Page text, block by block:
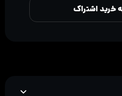
خرید اشتراک